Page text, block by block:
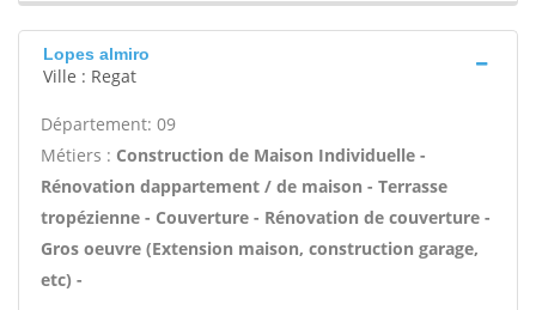
Lopes almiro
Ville : Regat
Département: 09
Métiers : Construction de Maison Individuelle -
Rénovation dappartement / de maison - Terrasse
tropézienne - Couverture - Rénovation de couverture -
Gros oeuvre (Extension maison, construction garage,
etc) -